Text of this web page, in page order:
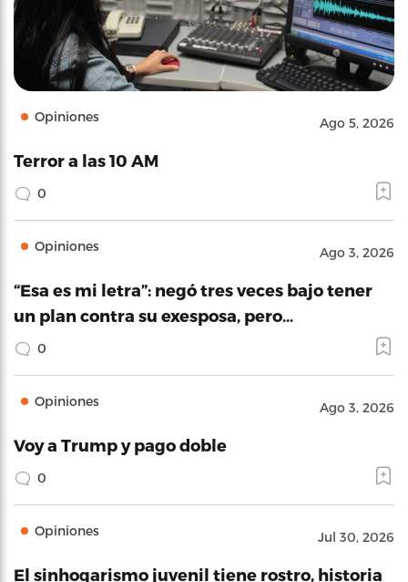
Opiniones Ago 5, 2026
Terror a las 10 AM
0
Opiniones Ago 3, 2026
“Esa es mi letra”: negó tres veces bajo tener
un plan contra su exesposa, pero…
0
Opiniones Ago 3, 2026
Voy a Trump y pago doble
0
Opiniones Jul 30, 2026
El sinhogarismo juvenil tiene rostro, historia